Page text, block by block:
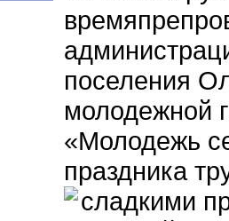
поселения
молодежной
«Молодежь
праздника
сладкими